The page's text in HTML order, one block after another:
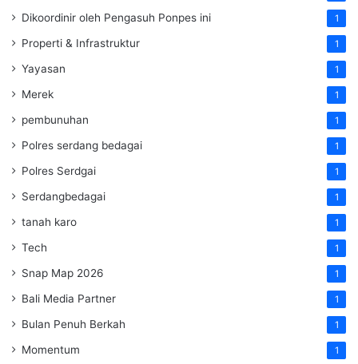
Dikoordinir oleh Pengasuh Ponpes ini 1
Properti & Infrastruktur 1
Yayasan 1
Merek 1
pembunuhan 1
Polres serdang bedagai 1
Polres Serdgai 1
Serdangbedagai 1
tanah karo 1
Tech 1
Snap Map 2026 1
Bali Media Partner 1
Bulan Penuh Berkah 1
Momentum 1